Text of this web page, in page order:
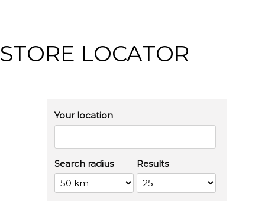
STORE LOCATOR
Your location
Search radius Results